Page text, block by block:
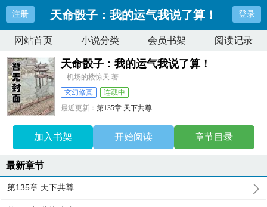
注册 天命骰子：我的运气我说了算！ 登录
网站首页 小说分类 会员书架 阅读记录
天命骰子：我的运气我说了算！
机场的楼惊天 著
玄幻修真
连载中
最近更新：第135章 天下共尊
加入书架 开始阅读 章节目录
最新章节
第135章 天下共尊